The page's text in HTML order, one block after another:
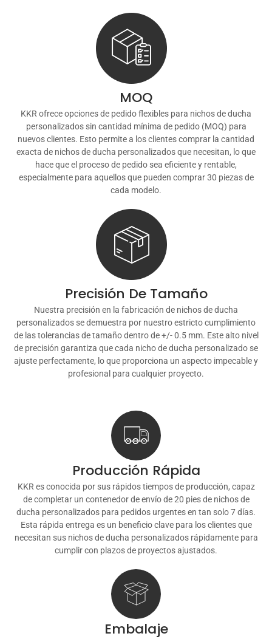
MOQ
KKR ofrece opciones de pedido flexibles para nichos de ducha
personalizados sin cantidad mínima de pedido (MOQ) para
nuevos clientes. Esto permite a los clientes comprar la cantidad
exacta de nichos de ducha personalizados que necesitan, lo que
hace que el proceso de pedido sea eficiente y rentable,
especialmente para aquellos que pueden comprar 30 piezas de
cada modelo.
Precisión De Tamaño
Nuestra precisión en la fabricación de nichos de ducha
personalizados se demuestra por nuestro estricto cumplimiento
de las tolerancias de tamaño dentro de +/- 0.5 mm. Este alto nivel
de precisión garantiza que cada nicho de ducha personalizado se
ajuste perfectamente, lo que proporciona un aspecto impecable y
profesional para cualquier proyecto.
Producción Rápida
KKR es conocida por sus rápidos tiempos de producción, capaz
de completar un contenedor de envío de 20 pies de nichos de
ducha personalizados para pedidos urgentes en tan solo 7 días.
Esta rápida entrega es un beneficio clave para los clientes que
necesitan sus nichos de ducha personalizados rápidamente para
cumplir con plazos de proyectos ajustados.
Embalaje